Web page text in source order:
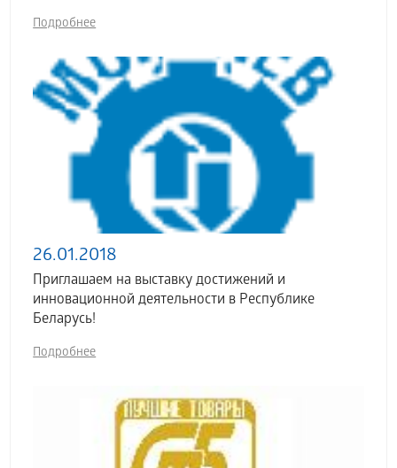
Подробнее
26.01.2018
Приглашаем на выставку достижений и
инновационной деятельности в Республике
Беларусь!
Подробнее